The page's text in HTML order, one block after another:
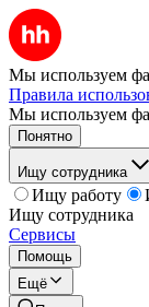
Мы используем
Правила
Мы используем
Понятно
Ищу сотрудника
Ищу работу
Ищу сотрудника
Сервисы
Помощь
Ещё